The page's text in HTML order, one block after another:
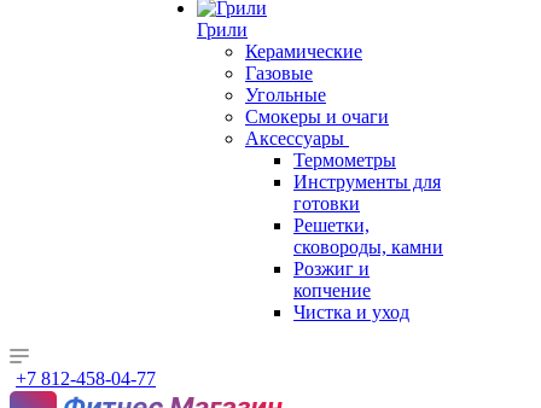
Грили
Керамические
Газовые
Угольные
Смокеры и очаги
Аксессуары
Термометры
Инструменты для
готовки
Решетки,
сковороды, камни
Розжиг и
копчение
Чистка и уход
+7 812-458-04-77